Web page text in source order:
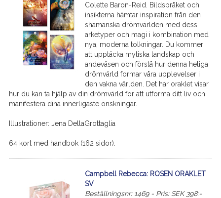
Colette Baron-Reid. Bildspråket och
insikterna hämtar inspiration från den
shamanska drömvärlden med dess
arketyper och magi i kombination med
nya, moderna tolkningar. Du kommer
att upptäcka mytiska landskap och
andeväsen och förstå hur denna heliga
drömvärld formar våra upplevelser i
den vakna världen. Det här oraklet visar
hur du kan ta hjälp av din drömvärld för att utforma ditt liv och
manifestera dina innerligaste önskningar.
Illustrationer: Jena DellaGrottaglia
64 kort med handbok (162 sidor).
Campbell Rebecca: ROSEN ORAKLET
SV
Beställningsnr: 1469 - Pris: SEK 398:-